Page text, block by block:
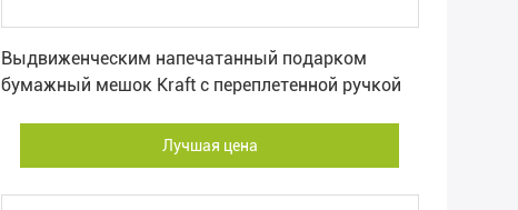
Выдвиженческим напечатанный подарком
бумажный мешок Kraft с переплетенной ручкой
Лучшая цена